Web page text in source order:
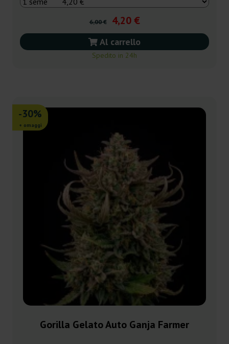
6,00 € 4,20 €
Al carrello
Spedito in 24h
-30%
+ omaggi
Gorilla Gelato Auto Ganja Farmer